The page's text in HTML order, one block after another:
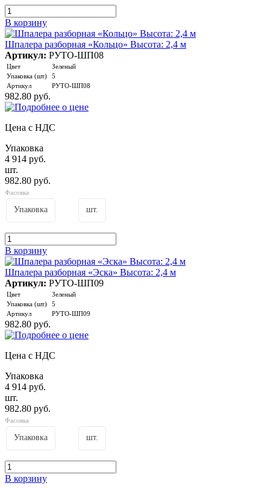
В корзину
Шпалера разборная «Кольцо» Высота: 2,4 м
Артикул: РУТО-ШП08
Цвет
Зеленый
Упаковка (шт)
5
Артикул
РУТО-ШП08
982.80 руб.
Цена с НДС
Упаковка
4 914 руб.
шт.
982.80 руб.
Фасовка
Упаковка шт.
В корзину
Шпалера разборная «Эска» Высота: 2,4 м
Артикул: РУТО-ШП09
Цвет
Зеленый
Упаковка (шт)
5
Артикул
РУТО-ШП09
982.80 руб.
Цена с НДС
Упаковка
4 914 руб.
шт.
982.80 руб.
Фасовка
Упаковка шт.
В корзину